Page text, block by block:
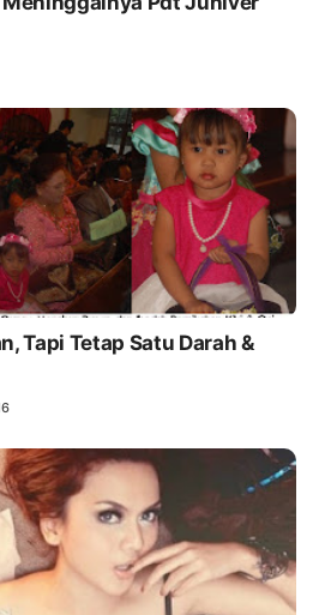
Tapi Tetap Satu Darah &